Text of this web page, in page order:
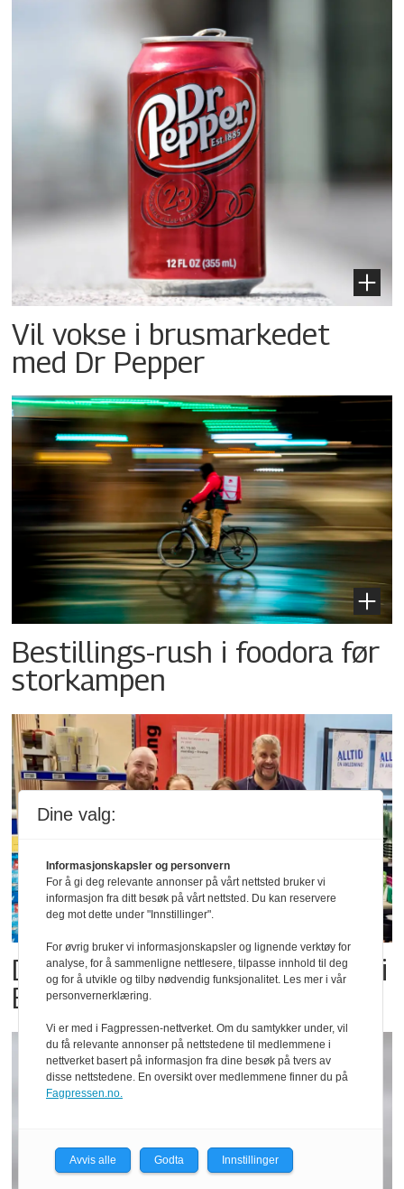
Vil vokse i brusmarkedet
med Dr Pepper
Bestillings-rush i foodora før
storkampen
Dette er landets beste Post i
Butikk
Dine valg:
Informasjonskapsler og personvern
For å gi deg relevante annonser på vårt nettsted bruker vi
informasjon fra ditt besøk på vårt nettsted. Du kan reservere
deg mot dette under "Innstillinger".
For øvrig bruker vi informasjonskapsler og lignende verktøy for
analyse, for å sammenligne nettlesere, tilpasse innhold til deg
og for å utvikle og tilby nødvendig funksjonalitet. Les mer i vår
personvernerklæring.
Vi er med i Fagpressen-nettverket. Om du samtykker under, vil
du få relevante annonser på nettstedene til medlemmene i
nettverket basert på informasjon fra dine besøk på tvers av
disse nettstedene. En oversikt over medlemmene finner du på
Fagpressen.no.
Avvis alle Godta Innstillinger